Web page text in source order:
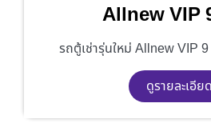
Allnew VIP
รถตู้เช่ารุ่นใหม่ Allnew VIP
ดูรายละเอียด